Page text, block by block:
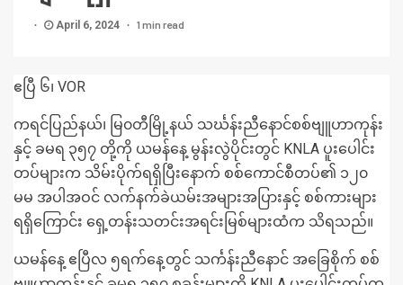
April 6, 2024 1 min read
ဧပြီ ၆၊ VOR
ကရင်ပြည်နယ်၊ မြ၀တီမြို့နယ် သင်္ဃန်းညီနောင်စစ်ဗျူဟာကုန်း
နှင့် ခမရ ၃၅၇ တို့ကို ယမန်နေ့ မွန်းလွဲပိုင်းတွင် KNLA ပူးပေါင်း
တပ်များက သိမ်းပိုက်ရရှိပြီးနောက် စစ်ကောင်စီတပ်၏ ၁၂၀
မမ အပါအဝင် လက်နက်ခဲယမ်းအများအပြားနှင့် စစ်ကားများ
ရရှိကြောင်း‌ ရှေ့တန်းသတင်းအရင်းမြစ်များထံက သိရသည်။
ယမန်နေ့ ဧပြီလ ၅ရက်နေ့တွင် သင်္ကန်းညီနောင် အခြေစိုက် စစ်